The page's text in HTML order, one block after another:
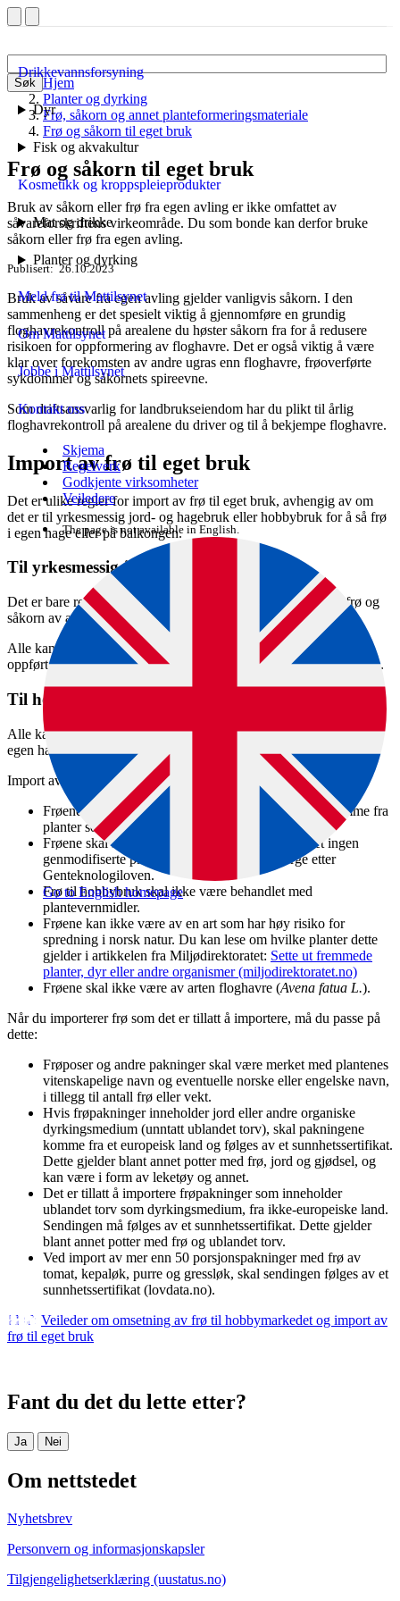
Søk
Drikkevannsforsyning
Dyr
Fisk og akvakultur
Kosmetikk og kroppspleieprodukter
Mat og drikke
Planter og dyrking
Meld fra til Mattilsynet
Om Mattilsynet
Jobbe i Mattilsynet
Kontakt oss
Skjema
Regelverk
Godkjente virksomheter
Veiledere
The page is not available in English.
Go to English homepage
Hjem
Planter og dyrking
Frø, såkorn og annet planteformeringsmateriale
Frø og såkorn til eget bruk
Frø og såkorn til eget bruk
Bruk av såkorn eller frø fra egen avling er ikke omfattet av
såvareforskriftens virkeområde. Du som bonde kan derfor bruke
såkorn eller frø fra egen avling.
Publisert 26.10.2023
Bruk av såvare fra egen avling gjelder vanligvis såkorn. I den
sammenheng er det spesielt viktig å gjennomføre en grundig
floghavrekontroll på arealene du høster såkorn fra for å redusere
risikoen for oppformering av floghavre. Det er også viktig å være
klar over forekomsten av andre ugras enn floghavre, frøoverførte
sykdommer og såkornets spireevne.
Som driftsansvarlig for landbrukseiendom har du plikt til årlig
floghavrekontroll på arealene du driver og til å bekjempe floghavre.
Import av frø til eget bruk
Det er ulike regler for import av frø til eget bruk, avhengig av om
det er til yrkesmessig jord- og hagebruk eller hobbybruk for å så frø
i egen hage eller på balkongen.
Til yrkesmessig jord- og hagebruk
Det er bare registrerte såvareforretninger som kan importere frø og
såkorn av artene oppført i såvareforskriften vedlegg A1.
Alle kan importere frø eller såkorn av andre arter enn de som er
oppført i vedlegg A1 i såvareforskriften, til bruk i egen produksjon.
Til hobbybruk
Alle kan importere frø til eget hobbybruk, som vil si frø til å så i
egen hage, balkongkasse eller på kjøkkenbenken.
Import av enkelte frø er forbudt. Sjekk dette:
Frøene skal ikke inneholde narkotiske stoffer eller stamme fra
planter som inneholder narkotiske stoffer.
Frøene skal ikke være genmodifiserte. I dag er det ingen
genmodifiserte planter som er godkjent i Norge etter
Genteknologiloven.
Frø til hobbybruk skal ikke være behandlet med
plantevernmidler.
Frøene kan ikke være av en art som har høy risiko for
spredning i norsk natur. Du kan lese om hvilke planter dette
gjelder i artikkelen fra Miljødirektoratet: Sette ut fremmede
planter, dyr eller andre organismer (miljodirektoratet.no)
Frøene skal ikke være av arten floghavre (Avena fatua L.).
Når du importerer frø som det er tillatt å importere, må du passe på
dette:
Frøposer og andre pakninger skal være merket med plantenes
vitenskapelige navn og eventuelle norske eller engelske navn,
i tillegg til antall frø eller vekt.
Hvis frøpakninger inneholder jord eller andre organiske
dyrkingsmedium (unntatt ublandet torv), skal pakningene
komme fra et europeisk land og følges av et sunnhetssertifikat.
Dette gjelder blant annet potter med frø, jord og gjødsel, og
kan være i form av leketøy og annet.
Det er tillatt å importere frøpakninger som inneholder
ublandet torv som dyrkingsmedium, fra ikke-europeiske land.
Sendingen må følges av et sunnhetssertifikat. Dette gjelder
blant annet potter med frø og ublandet torv.
Ved import av mer enn 50 porsjonspakninger med frø av
tomat, kepaløk, purre og gressløk, skal sendingen følges av et
sunnhetssertifikat (lovdata.no).
Veileder om omsetning av frø til hobbymarkedet og import av
frø til eget bruk
Fant du det du lette etter?
Ja Nei
Om nettstedet
Nyhetsbrev
Personvern og informasjonskapsler
Tilgjengelighetserklæring (uustatus.no)